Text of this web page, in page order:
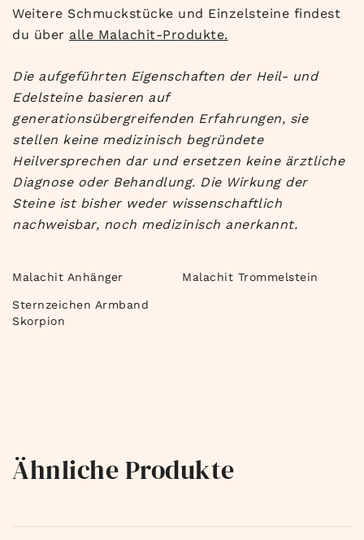
Weitere Schmuckstücke und Einzelsteine findest
du über alle Malachit-Produkte.
Die aufgeführten Eigenschaften der Heil- und
Edelsteine basieren auf
generationsübergreifenden Erfahrungen, sie
stellen keine medizinisch begründete
Heilversprechen dar und ersetzen keine ärztliche
Diagnose oder Behandlung. Die Wirkung der
Steine ist bisher weder wissenschaftlich
nachweisbar, noch medizinisch anerkannt.
Malachit Anhänger Malachit Trommelstein
Sternzeichen Armband
Skorpion
Ähnliche Produkte